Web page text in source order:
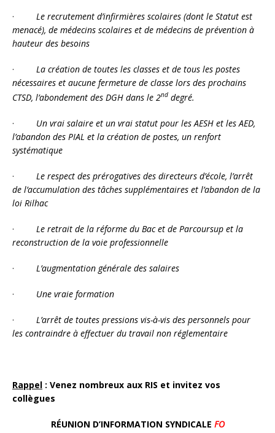
· Le recrutement d’infirmières scolaires (dont le Statut est
menacé), de médecins scolaires et de médecins de prévention à
hauteur des besoins
· La création de toutes les classes et de tous les postes
nécessaires et aucune fermeture de classe lors des prochains
CTSD, l’abondement des DGH dans le 2nd degré.
· Un vrai salaire et un vrai statut pour les AESH et les AED,
l’abandon des PIAL et la création de postes, un renfort
systématique
· Le respect des prérogatives des directeurs d’école, l’arrêt
de l’accumulation des tâches supplémentaires et l’abandon de la
loi Rilhac
· Le retrait de la réforme du Bac et de Parcoursup et la
reconstruction de la voie professionnelle
· L’augmentation générale des salaires
· Une vraie formation
· L’arrêt de toutes pressions vis-à-vis des personnels pour
les contraindre à effectuer du travail non réglementaire
Rappel : Venez nombreux aux RIS et invitez vos
collègues
RÉUNION D’INFORMATION SYNDICALE FO